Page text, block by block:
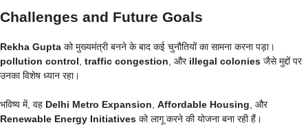
Challenges and Future Goals
Rekha Gupta को मुख्यमंत्री बनने के बाद कई चुनौतियों का सामना करना पड़ा।
pollution control traffic congestion , और illegal colonies जैसे मुद्दों पर
उनका विशेष ध्यान रहा।
भविष्य में, वह Delhi Metro Expansion Affordable Housing , और
Renewable Energy Initiatives को लागू करने की योजना बना रही हैं।